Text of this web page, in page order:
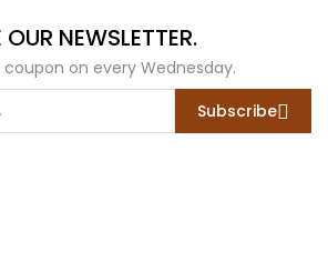
NEWSLETTER.
on every Wednesday.
Subscribe